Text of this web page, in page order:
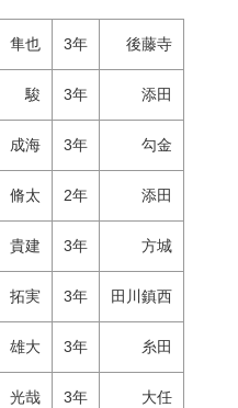
隼也 3年 後藤寺
駿 3年 添田
成海 3年 勾金
脩太 2年 添田
貴建 3年 方城
拓実 3年 田川鎮西
雄大 3年 糸田
光哉 3年 大任